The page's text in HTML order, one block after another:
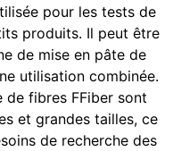
pour les tests de
produits. Il peut être
de mise en pâte de
utilisation combinée.
de fibres FFiber sont
et grandes tailles, ce
de recherche des